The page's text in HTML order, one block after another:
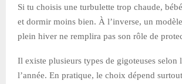
Si tu choisis une turbulette trop chaude,
et dormir moins bien. À l’inverse, un
plein hiver ne remplira pas son rôle de
Il existe plusieurs types de gigoteuses selon
l’année. En pratique, le choix dépend